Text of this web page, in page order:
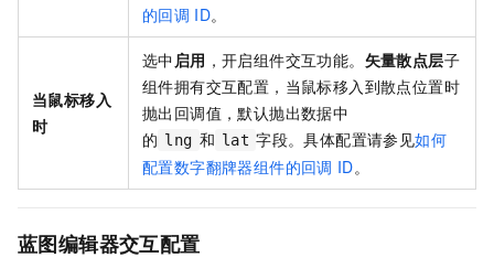
的回调 ID。
当鼠标移入
时
选中 启用 ，开启组件交互功能。 矢量散点层子
组件拥有交互配置，当鼠标移入到散点位置时
抛出回调值，默认抛出数据中
的 lng 和 lat 字段。具体配置请参见如何
配置数字翻牌器组件的回调 ID。
蓝图编辑器交互配置